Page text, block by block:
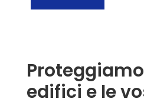
edifici e le